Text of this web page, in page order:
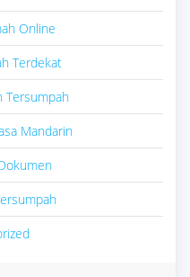
Online
Terdekat
Tersumpah
Mandarin